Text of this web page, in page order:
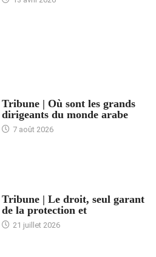
Tribune | Où sont les grands
dirigeants du monde arabe
7 août 2026
Tribune | Le droit, seul garant
de la protection et
21 juillet 2026